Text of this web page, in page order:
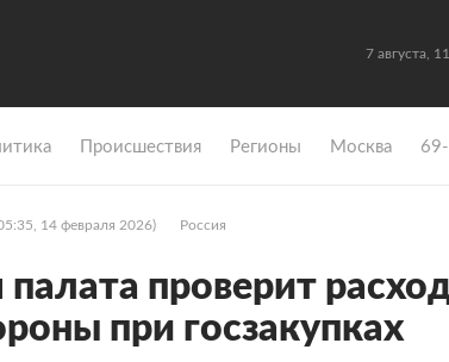
7 августа,
Происшествия Регионы Москва
14 февраля 2026) Россия
палата проверит
при госзакупках